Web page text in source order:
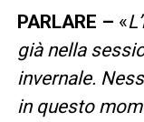
PARLARE – «
già nella
invernale.
in questo